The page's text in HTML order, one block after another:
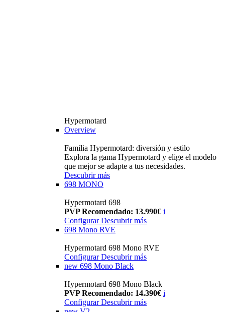
Hypermotard
Overview
Familia Hypermotard: diversión y estilo
Explora la gama Hypermotard y elige el modelo
que mejor se adapte a tus necesidades.
Descubrir más
698 MONO
Hypermotard 698
PVP Recomendado: 13.990€ i
ConfigurarDescubrir más
698 Mono RVE
Hypermotard 698 Mono RVE
Configurar Descubrir más
new 698 Mono Black
Hypermotard 698 Mono Black
PVP Recomendado: 14.390€ i
Configurar Descubrir más